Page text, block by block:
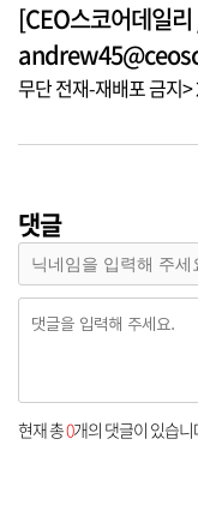
[CEO스코어데일
무단 전재-재배포 금지
댓글
현재 총0개의 댓글이 있습니